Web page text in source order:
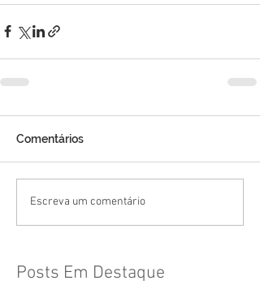
Comentários
Escreva um comentário
Posts Em Destaque